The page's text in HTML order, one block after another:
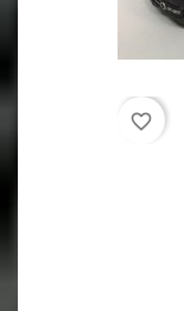
favorite_border